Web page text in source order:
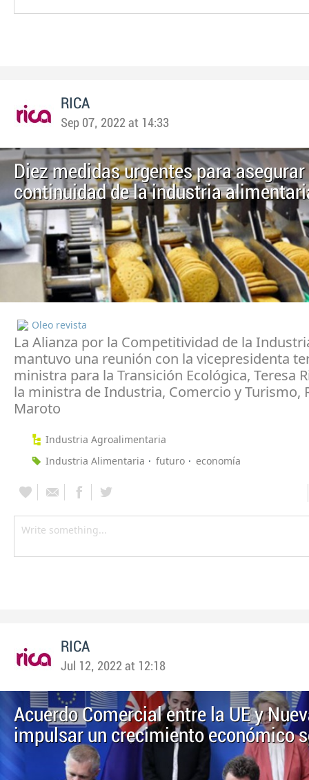
RICA
Sep 07, 2022 at 14:33
Diez medidas urgentes para
continuidad de la industria
Oleo revista
La Alianza por la Competitividad de la
mantuvo una reunión con la vicepresidenta
ministra para la Transición Ecológica, Teresa
la ministra de Industria, Comercio y Turismo,
Maroto
Industria Agroalimentaria
Industria Alimentaria
futuro economía
RICA
Jul 12, 2022 at 12:18
Acuerdo Comercial entre la UE y
impulsar un crecimiento económico